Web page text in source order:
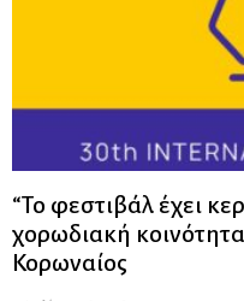
“Το φεστιβάλ έχει
χορωδιακή
Κορωναίος